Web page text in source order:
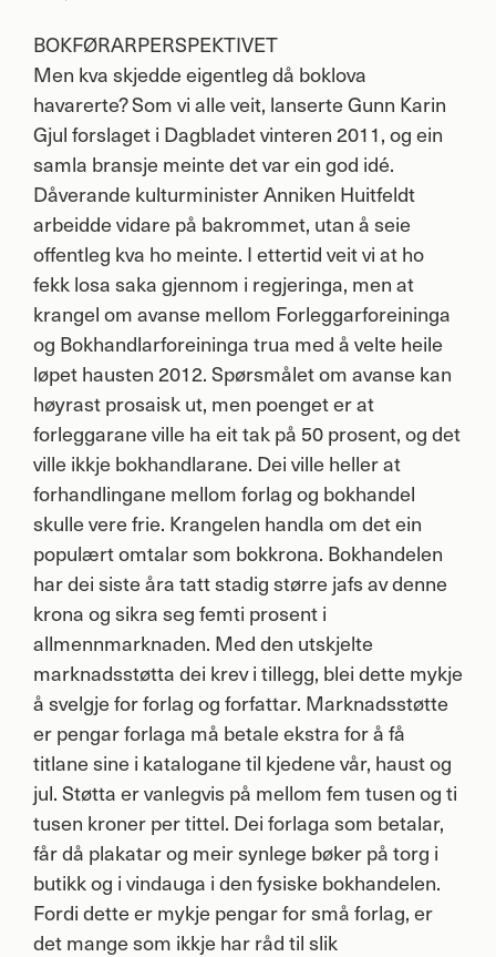
BOKFØRARPERSPEKTIVET
Men kva skjedde eigentleg då boklova
havarerte? Som vi alle veit, lanserte Gunn Karin
Gjul forslaget i Dagbladet vinteren 2011, og ein
samla bransje meinte det var ein god idé.
Dåverande kulturminister Anniken Huitfeldt
arbeidde vidare på bakrommet, utan å seie
offentleg kva ho meinte. I ettertid veit vi at ho
fekk losa saka gjennom i regjeringa, men at
krangel om avanse mellom Forleggarforeininga
og Bokhandlarforeininga trua med å velte heile
løpet hausten 2012. Spørsmålet om avanse kan
høyrast prosaisk ut, men poenget er at
forleggarane ville ha eit tak på 50 prosent, og det
ville ikkje bokhandlarane. Dei ville heller at
forhandlingane mellom forlag og bokhandel
skulle vere frie. Krangelen handla om det ein
populært omtalar som bokkrona. Bokhandelen
har dei siste åra tatt stadig større jafs av denne
krona og sikra seg femti prosent i
allmennmarknaden. Med den utskjelte
marknadsstøtta dei krev i tillegg, blei dette mykje
å svelgje for forlag og forfattar. Marknadsstøtte
er pengar forlaga må betale ekstra for å få
titlane sine i katalogane til kjedene vår, haust og
jul. Støtta er vanlegvis på mellom fem tusen og ti
tusen kroner per tittel. Dei forlaga som betalar,
får då plakatar og meir synlege bøker på torg i
butikk og i vindauga i den fysiske bokhandelen.
Fordi dette er mykje pengar for små forlag, er
det mange som ikkje har råd til slik